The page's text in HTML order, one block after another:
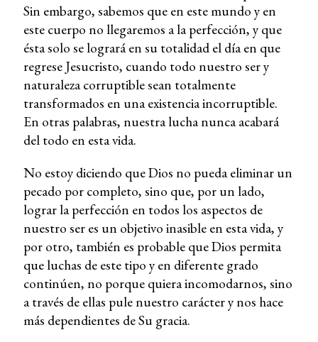
Sin embargo, sabemos que en este mundo y en
este cuerpo no llegaremos a la perfección, y que
ésta solo se logrará en su totalidad el día en que
regrese Jesucristo, cuando todo nuestro ser y
naturaleza corruptible sean totalmente
transformados en una existencia incorruptible.
En otras palabras, nuestra lucha nunca acabará
del todo en esta vida.
No estoy diciendo que Dios no pueda eliminar un
pecado por completo, sino que, por un lado,
lograr la perfección en todos los aspectos de
nuestro ser es un objetivo inasible en esta vida, y
por otro, también es probable que Dios permita
que luchas de este tipo y en diferente grado
continúen, no porque quiera incomodarnos, sino
a través de ellas pule nuestro carácter y nos hace
más dependientes de Su gracia.